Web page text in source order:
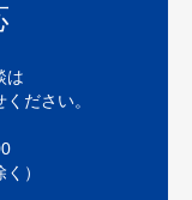
は
ださい。
）